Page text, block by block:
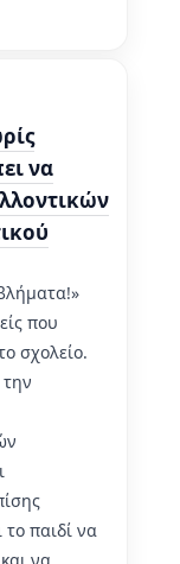
να
που
σχολείο.
παιδί να